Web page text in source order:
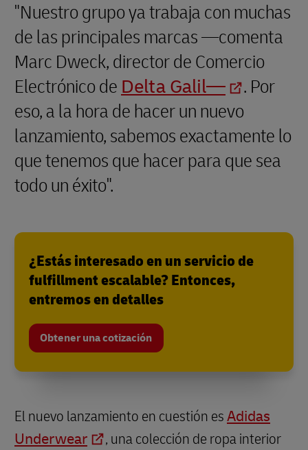
"Nuestro grupo ya trabaja con muchas
de las principales marcas —comenta
Marc Dweck, director de Comercio
Electrónico de Delta Galil—
. Por
eso, a la hora de hacer un nuevo
lanzamiento, sabemos exactamente lo
que tenemos que hacer para que sea
todo un éxito".
¿Estás interesado en un servicio de
fulfillment escalable? Entonces,
entremos en detalles
Obtener una cotización
El nuevo lanzamiento en cuestión esAdidas
Underwear
, una colección de ropa interior